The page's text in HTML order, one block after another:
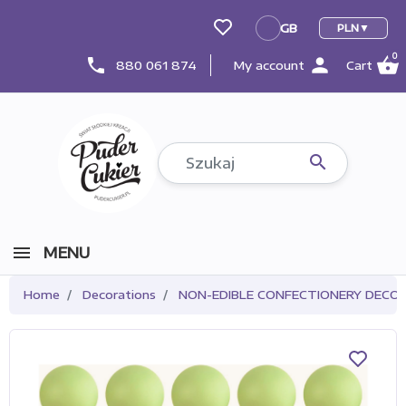
GB
GB PLN
phone 880 061 874 My account person Cart shopping_basket
0

MENU
Home Decorations NON-EDIBLE CONFECTIONERY